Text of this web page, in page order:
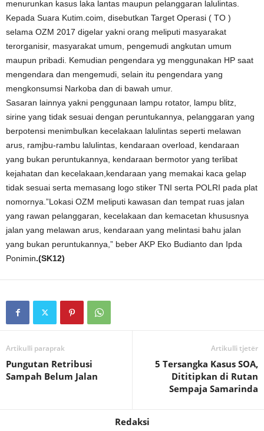
menurunkan kasus laka lantas maupun pelanggaran lalulintas.
Kepada Suara Kutim.coim, disebutkan Target Operasi ( TO )
selama OZM 2017 digelar yakni orang meliputi masyarakat
terorganisir, masyarakat umum, pengemudi angkutan umum
maupun pribadi. Kemudian pengendara yg menggunakan HP saat
mengendara dan mengemudi, selain itu pengendara yang
mengkonsumsi Narkoba dan di bawah umur.
Sasaran lainnya yakni penggunaan lampu rotator, lampu blitz,
sirine yang tidak sesuai dengan peruntukannya, pelanggaran yang
berpotensi menimbulkan kecelakaan lalulintas seperti melawan
arus, ramjbu-rambu lalulintas, kendaraan overload, kendaraan
yang bukan peruntukannya, kendaraan bermotor yang terlibat
kejahatan dan kecelakaan,kendaraan yang memakai kaca gelap
tidak sesuai serta memasang logo stiker TNI serta POLRI pada plat
nomornya.”Lokasi OZM meliputi kawasan dan tempat ruas jalan
yang rawan pelanggaran, kecelakaan dan kemacetan khususnya
jalan yang melawan arus, kendaraan yang melintasi bahu jalan
yang bukan peruntukannya,” beber AKP Eko Budianto dan Ipda
Ponimin.(SK12)
Artikulli paraprak
Pungutan Retribusi
Sampah Belum Jalan
Artikulli tjetër
5 Tersangka Kasus SOA,
Dititipkan di Rutan
Sempaja Samarinda
Redaksi